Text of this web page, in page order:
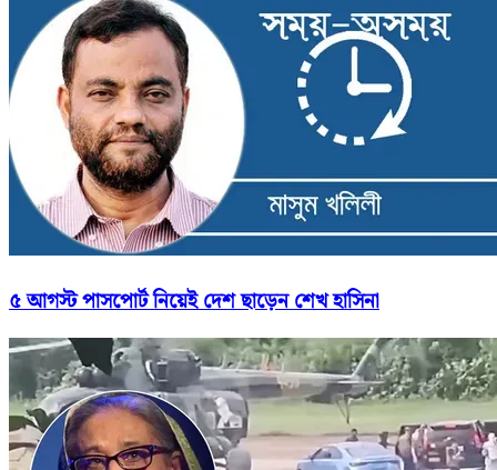
৫ আগস্ট পাসপোর্ট নিয়েই দেশ ছাড়েন শেখ হাসিনা